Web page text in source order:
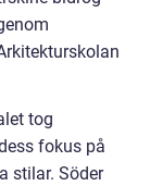
tog
fokus på
stilar. Söder